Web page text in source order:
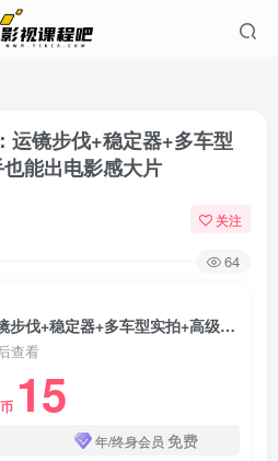
运镜步伐+稳定器+多车型
能出电影感大片
关注
64
大叔丝滑运镜剪辑课：运镜步伐+稳定器+多车型实拍+高级特效，新手也能出电影感大片
查看
币 15
年/终身会员 免费